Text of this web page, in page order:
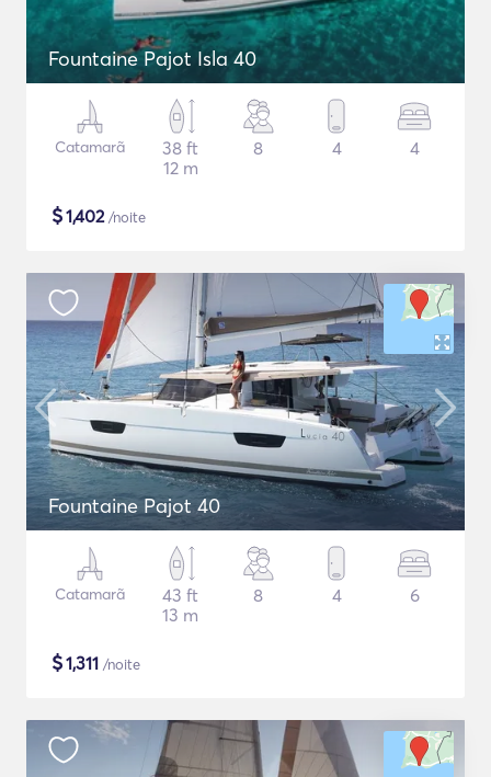
Fountaine Pajot Isla 40
Catamarã
38 ft
12 m
8 4 4
$1,402/noite
Fountaine Pajot 40
Catamarã
43 ft
13 m
8 4 6
$1,311 /noite